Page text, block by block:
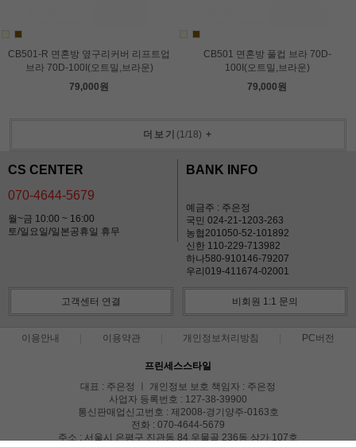
CB501-R 면혼방 옆구리커버 리프트업
브라 70D-100I(오트밀,브라운)
79,000원
CB501 면혼방 풀컵 브라 70D-
100I(오트밀,브라운)
79,000원
더보기 (1/18) +
CS CENTER
070-4644-5679
월~금 10:00 ~ 16:00
토/일요일/일본공휴일 휴무
BANK INFO
예금주 : 주은정
국민 024-21-1203-263
농협201050-52-101892
신한 110-229-713982
하나580-910146-79207
우리019-411674-02001
고객센터 연결 비회원 1:1 문의
이용안내 이용약관 개인정보처리방침 PC버전
프린세스스타일
대표 : 주은정 ㅣ 개인정보 보호 책임자 : 주은정
사업자 등록번호 : 127-38-39900
통신판매업신고번호 : 제2008-경기양주-0163호
전화 : 070-4644-5679
주소 : 서울시 은평구 진관동 84 우물골 236동 상가 107호